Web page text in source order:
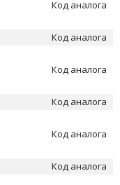
Код аналога
Код аналога
Код аналога
Код аналога
Код аналога
Код аналога